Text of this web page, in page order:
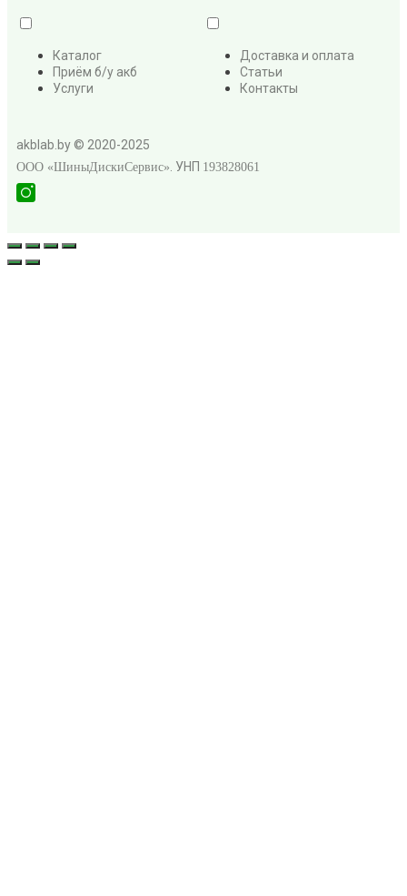
Каталог
Приём б/у акб
Услуги
Доставка и оплата
Статьи
Контакты
akblab.by © 2020-2025
ООО «ШиныДискиСервис». УНП 193828061